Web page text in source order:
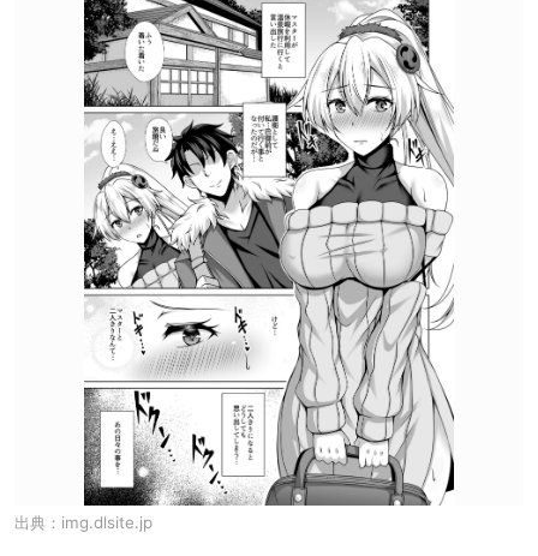
出典： img.dlsite.jp